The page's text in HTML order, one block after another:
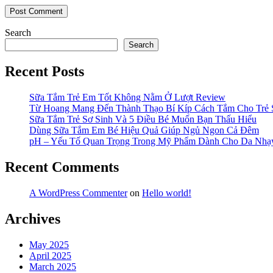
Search
Search
Recent Posts
Sữa Tắm Trẻ Em Tốt Không Nằm Ở Lượt Review
Từ Hoang Mang Đến Thành Thạo Bí Kíp Cách Tắm Cho Trẻ
Sữa Tắm Trẻ Sơ Sinh Và 5 Điều Bé Muốn Bạn Thấu Hiểu
Dùng Sữa Tắm Em Bé Hiệu Quả Giúp Ngủ Ngon Cả Đêm
pH – Yếu Tố Quan Trọng Trong Mỹ Phẩm Dành Cho Da
Recent Comments
A WordPress Commenteron Hello world!
Archives
May 2025
April 2025
March 2025